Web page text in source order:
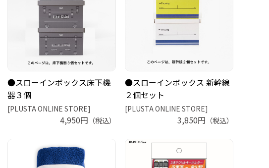
●スローインボックス床下機
器３個
[PLUSTA ONLINE STORE]
4,950円 （税込）
●スローインボックス 新幹線
２個セット
[PLUSTA ONLINE STORE]
3,850円 （税込）